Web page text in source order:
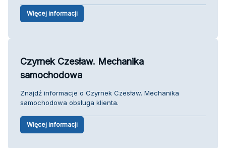
Więcej informacji
Czyrnek Czesław. Mechanika
samochodowa
Znajdź informacje o Czyrnek Czesław. Mechanika
samochodowa obsługa klienta.
Więcej informacji